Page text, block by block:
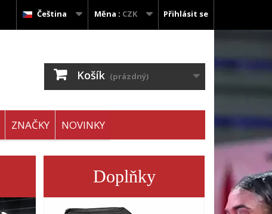
Přihlásit se
Měna : CZK
Čeština
Košík (prázdný)
ZNAČKY NOVINKY
Doplňky